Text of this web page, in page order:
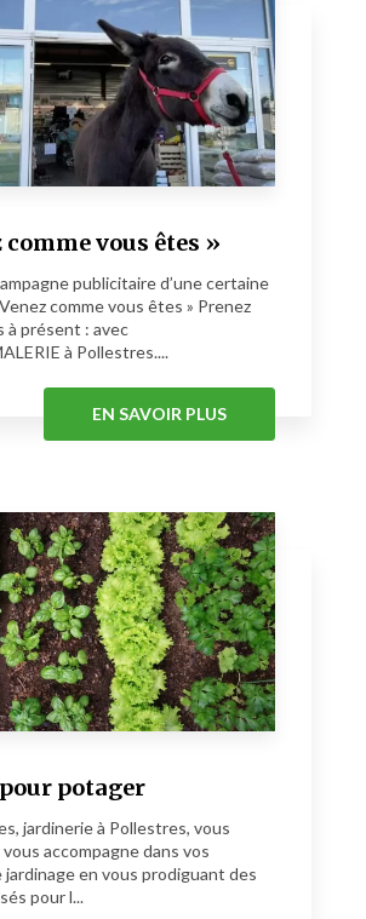
comme vous êtes »
publicitaire d’une certaine
comme vous êtes » Prenez
à présent : avec
à Pollestres....
EN SAVOIR PLUS
potager
jardinerie à Pollestres, vous
accompagne dans vos
en vous prodiguant des
pour l...